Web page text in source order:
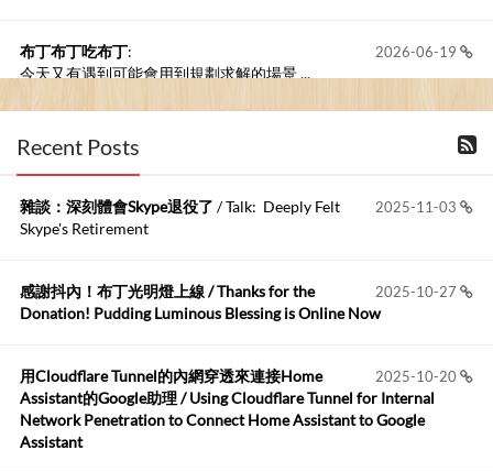
2026-06-19
布丁布丁吃布丁:
今天又有遇到可能會用到規劃求解的場景 ...
2026-06-18
布丁布丁吃布丁
kage好像也可以下載整個網站 感謝分享
Anonymous:
https://github.com/t...
布丁布丁吃布丁:
我目前並沒有常駐的Google Home...
2026-05-15
Robertmycs:
這篇WinXP公用電腦安裝與優化的步驟超...
Recent Posts
2025-11-03
雜談：深刻體會Skype退役了 / Talk: Deeply Felt
Skype's Retirement
2025-10-27
感謝抖內！布丁光明燈上線 / Thanks for the
Donation! Pudding Luminous Blessing is Online Now
2025-10-20
用Cloudflare Tunnel的內網穿透來連接Home
Assistant的Google助理 / Using Cloudflare Tunnel for Internal
Network Penetration to Connect Home Assistant to Google
Assistant